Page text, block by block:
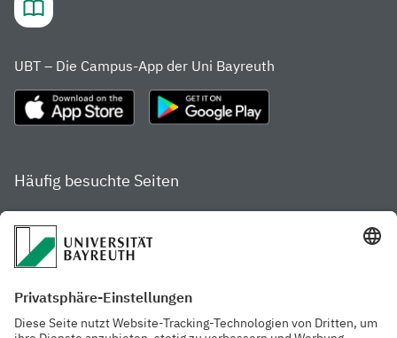
UBT – Die Campus-App der Uni Bayreuth
Häufig besuchte Seiten
Studienportal
Gamechanger Campus
Aktuelle
Pressemitteilungen
Arbeiten an der
Studiengangsfinder
Services & Beratung für